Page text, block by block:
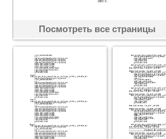
Посмотреть все страницы